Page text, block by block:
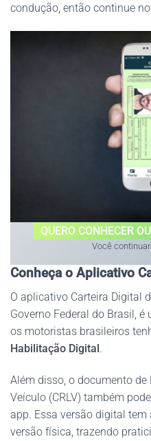
condução, então continue
QUERO CONHECER
Você
Conheça o Aplicativo
O aplicativo Carteira Digital
Governo Federal do Brasil,
os motoristas brasileiros
Habilitação Digital.
Além disso, o documento
Veículo (CRLV) também
app. Essa versão digital
versão física, trazendo